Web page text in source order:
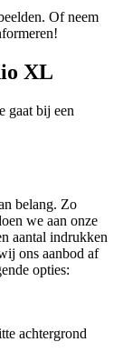
Of neem
XL
gaat bij een
belang. Zo
we aan onze
aantal indrukken
ons aanbod af
opties:
achtergrond